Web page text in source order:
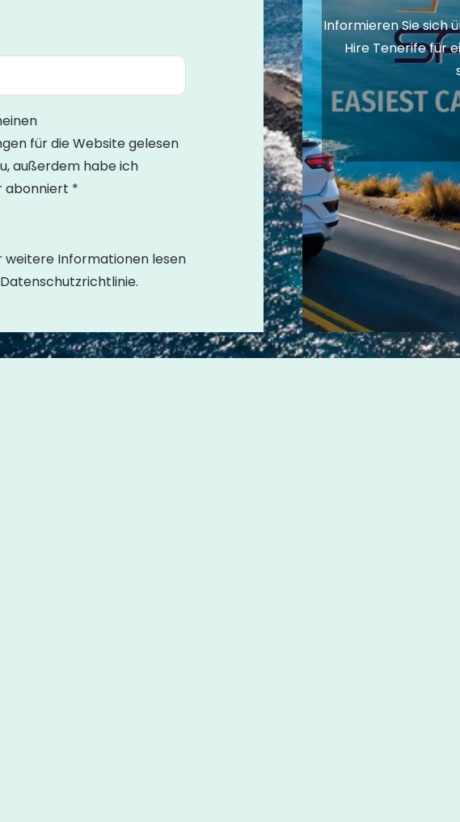
für die Website gelesen
außerdem habe ich
abonniert *
weitere Informationen lesen
Informieren Sie sich
Hire Tenerife für
|Allgemeine
Tourismusvermittler – I-0005052.1